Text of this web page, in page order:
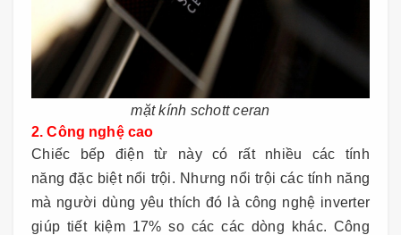
mặt kính schott ceran
2. Công nghệ cao
Chiếc bếp điện từ này có rất nhiều các tính
năng đặc biệt nổi trội. Nhưng nổi trội các tính năng
mà người dùng yêu thích đó là công nghệ inverter
giúp tiết kiệm 17% so các các dòng khác. Công